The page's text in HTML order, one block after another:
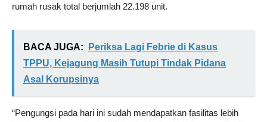
rumah rusak total berjumlah 22.198 unit.
BACA JUGA:
Periksa Lagi Febrie di Kasus
TPPU, Kejagung Masih Tutupi Tindak Pidana
Asal Korupsinya
“Pengungsi pada hari ini sudah mendapatkan fasilitas lebih